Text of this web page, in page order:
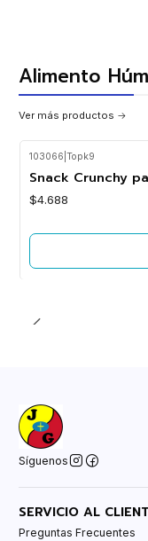
Alimento
Ver más productos
103066 Topk9
Snack Crunchy
$4.688
Síguenos
SERVICIO AL
Preguntas Frecuentes